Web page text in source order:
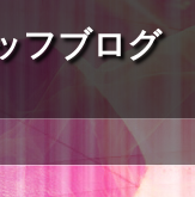
フブログ